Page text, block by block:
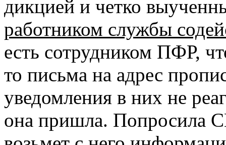
дикцией и четко
работником службы
есть сотрудником ПФР,
то письма на адрес
уведомления в них не
она пришла. Попросила